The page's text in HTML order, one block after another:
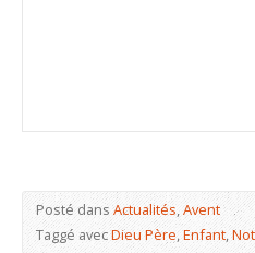
Posté dansActualités,Avent
Taggé avecDieu Père,Enfant,